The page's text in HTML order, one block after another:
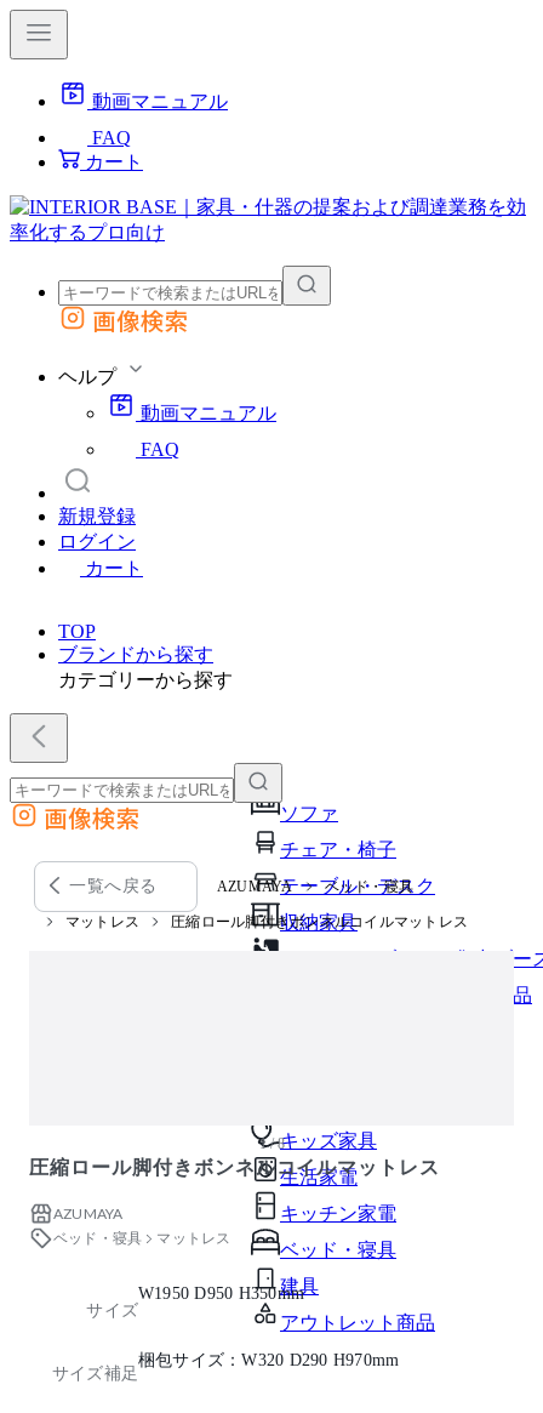
動画マニュアル
FAQ
カート
外部サイトの商品をカートに追加
画像検索
ヘルプ
動画マニュアル
FAQ
新規登録
ログイン
カート
TOP
ブランドから探す
カテゴリーから探す
ソファ
チェア・椅子
テーブル・デスク
収納家具
パーソナルブース・集中ブー
オフィスアクセサリー・備品
キッズ家具
生活家電
キッチン家電
ベッド・寝具
建具
アウトレット商品
外部サイトの商品をカートに追加
他のサイトで見つけた商品ページのURLを貼り付けて、カートに追加できます
画像検索
一覧へ戻る AZUMAYA ベッド・寝具
マットレス 圧縮ロール脚付きボンネルコイルマットレス
1 / 8
圧縮ロール脚付きボンネルコイルマットレス
AZUMAYA
ベッド・寝具
マットレス
サイズ
W1950 D950 H350mm
サイズ補足
梱包サイズ：W320 D290 H970mm